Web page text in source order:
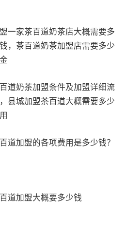
一家茶百道奶茶店大概需要多
，茶百道奶茶加盟店需要多少
道奶茶加盟条件及加盟详细流
县城加盟茶百道大概需要多少
道加盟的各项费用是多少钱？
道加盟大概要多少钱